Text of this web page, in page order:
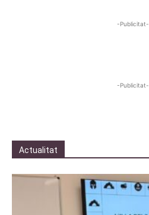
-Publicitat-
-Publicitat-
Actualitat